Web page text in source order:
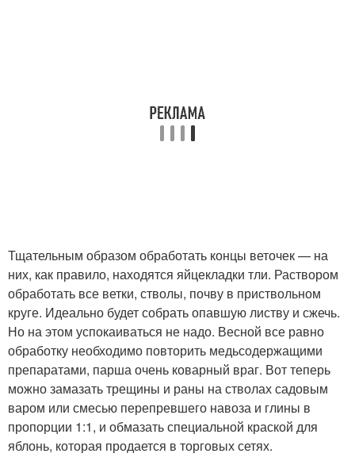
Тщательным образом обработать концы веточек — на
них, как правило, находятся яйцекладки тли. Раствором
обработать все ветки, стволы, почву в приствольном
круге. Идеально будет собрать опавшую листву и сжечь.
Но на этом успокаиваться не надо. Весной все равно
обработку необходимо повторить медьсодержащими
препаратами, парша очень коварный враг. Вот теперь
можно замазать трещины и раны на стволах садовым
варом или смесью перепревшего навоза и глины в
пропорции 1:1, и обмазать специальной краской для
яблонь, которая продается в торговых сетях.